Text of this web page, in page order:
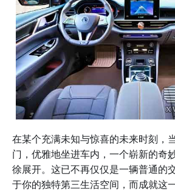
在某个充满未知与惊喜的未来时刻，
门，优雅地坐进车内，一个崭新的奇
徐展开。这已不再仅仅是一辆普通的
于你的独特第三生活空间，而成就这